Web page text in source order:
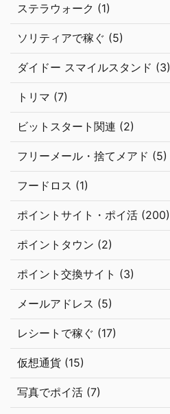
ステラウォーク (1)
ソリティアで稼ぐ (5)
ダイドー スマイルスタンド (3)
トリマ (7)
ビットスタート関連 (2)
フリーメール・捨てメアド (5)
フードロス (1)
ポイントサイト・ポイ活 (200)
ポイントタウン (2)
ポイント交換サイト (3)
メールアドレス (5)
レシートで稼ぐ (17)
仮想通貨 (15)
写真でポイ活 (7)